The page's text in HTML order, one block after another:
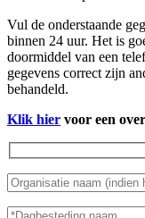
Vul de onderstaande
binnen 24 uur. Het is
doormiddel van een
gegevens correct zijn
behandeld.
Klik hier voor een